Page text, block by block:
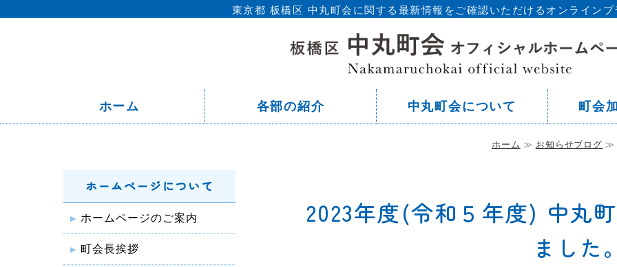
東京都 板橋区 中丸町会に関する最新情報をご確認いただけるオンラインプ
ホーム 各部の紹介 中丸町会について 町会
ホーム ≫ お知らせブログ ≫
2023年度(令和５年度) 中丸
ました。
ホームページについて
ホームページのご案内
町会長挨拶